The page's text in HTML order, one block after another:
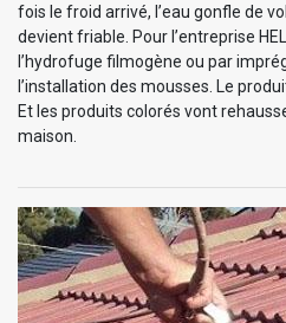
fois le froid arrivé, l’eau gonfle de
devient friable. Pour l’entreprise
l’hydrofuge filmogène ou par
l’installation des mousses. Le
Et les produits colorés vont
maison.